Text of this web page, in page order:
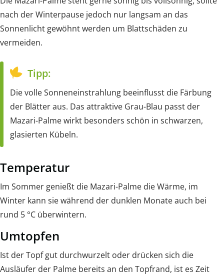
nach der Winterpause jedoch nur langsam an das
Sonnenlicht gewöhnt werden um Blattschäden zu
vermeiden.
Tipp:
Die volle Sonneneinstrahlung beeinflusst die Färbung
der Blätter aus. Das attraktive Grau-Blau passt der
Mazari-Palme wirkt besonders schön in schwarzen,
glasierten Kübeln.
Temperatur
Im Sommer genießt die Mazari-Palme die Wärme, im
Winter kann sie während der dunklen Monate auch bei
rund 5 °C überwintern.
Umtopfen
Ist der Topf gut durchwurzelt oder drücken sich die
Ausläufer der Palme bereits an den Topfrand, ist es Zeit